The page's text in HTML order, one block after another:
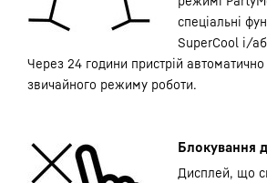
спеціальні
SuperCool і/
Через 24 години пристрій автоматично
звичайного режиму роботи.
Блокування
Дисплей, що